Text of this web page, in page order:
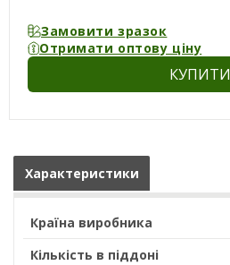
Замовити зразок
Отримати оптову ціну
КУПИТИ
Характеристики
Країна виробника
Кількість в піддоні